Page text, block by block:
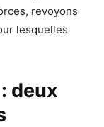
revoyons
lesquelles
deux